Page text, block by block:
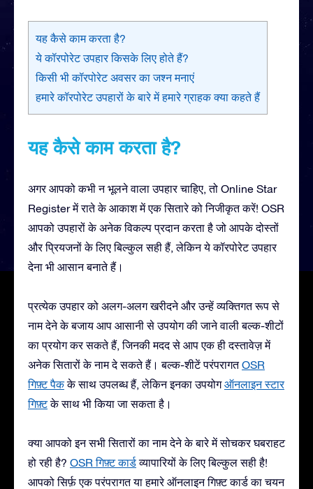
यह कैसे काम करता है?
ये कॉरपोरेट उपहार किसके लिए होते हैं?
किसी भी कॉरपोरेट अवसर का जश्न मनाएं
हमारे कॉरपोरेट उपहारों के बारे में हमारे ग्राहक क्या कहते हैं
यह कैसे काम करता है?
अगर आपको कभी न भूलने वाला उपहार चाहिए, तो Online Star
Register में राते के आकाश में एक सितारे को निजीकृत करें! OSR
आपको उपहारों के अनेक विकल्प प्रदान करता है जो आपके दोस्तों
और प्रियजनों के लिए बिल्कुल सही हैं, लेकिन ये कॉरपोरेट उपहार
देना भी आसान बनाते हैं।
प्रत्येक उपहार को अलग-अलग खरीदने और उन्हें व्यक्तिगत रूप से
नाम देने के बजाय आप आसानी से उपयोग की जाने वाली बल्क-शीटों
का प्रयोग कर सकते हैं, जिनकी मदद से आप एक ही दस्तावेज़ में
अनेक सितारों के नाम दे सकते हैं। बल्क-शीटें परंपरागतOSR
गिफ़्ट पैकके साथ उपलब्ध हैं, लेकिन इनका उपयोगऑनलाइन स्टार
गिफ़्टके साथ भी किया जा सकता है।
क्या आपको इन सभी सितारों का नाम देने के बारे में सोचकर घबराहट
हो रही है? OSR गिफ़्ट कार्डव्यापारियों के लिए बिल्कुल सही है!
आपको सिर्फ़ एक परंपरागत या हमारे ऑनलाइन गिफ़्ट कार्ड का चयन